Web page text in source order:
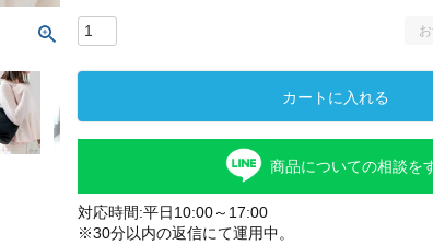
カートに入れる
商品についての相談を
対応時間:平日10:00～17:00
※30分以内の返信にて運用中。